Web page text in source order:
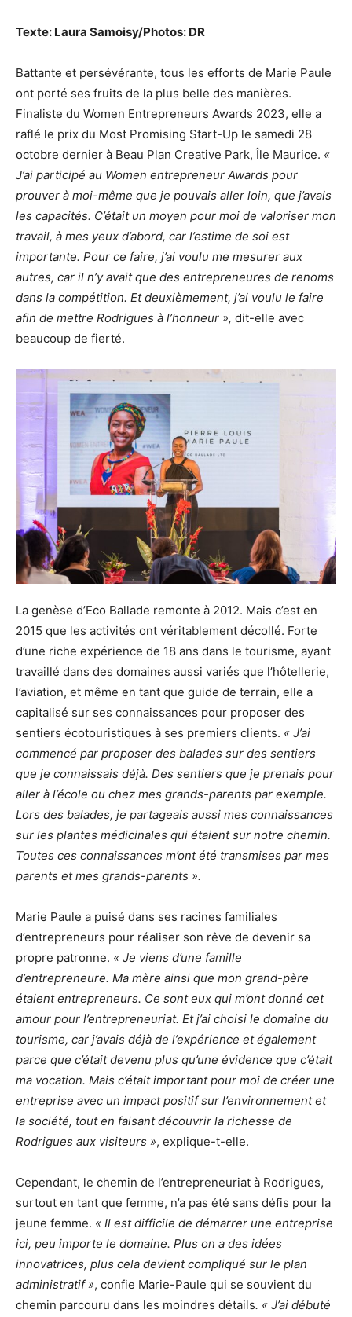
Texte: Laura Samoisy/Photos: DR
Battante et persévérante, tous les efforts de Marie Paule
ont porté ses fruits de la plus belle des manières.
Finaliste du Women Entrepreneurs Awards 2023, elle a
raflé le prix du Most Promising Start-Up le samedi 28
octobre dernier à Beau Plan Creative Park, Île Maurice. «
J’ai participé au Women entrepreneur Awards pour
prouver à moi-même que je pouvais aller loin, que j’avais
les capacités. C’était un moyen pour moi de valoriser mon
travail, à mes yeux d’abord, car l’estime de soi est
importante. Pour ce faire, j’ai voulu me mesurer aux
autres, car il n’y avait que des entrepreneures de renoms
dans la compétition. Et deuxièmement, j’ai voulu le faire
afin de mettre Rodrigues à l’honneur », dit-elle avec
beaucoup de fierté.
La genèse d’Eco Ballade remonte à 2012. Mais c’est en
2015 que les activités ont véritablement décollé. Forte
d’une riche expérience de 18 ans dans le tourisme, ayant
travaillé dans des domaines aussi variés que l’hôtellerie,
l’aviation, et même en tant que guide de terrain, elle a
capitalisé sur ses connaissances pour proposer des
sentiers écotouristiques à ses premiers clients. « J’ai
commencé par proposer des balades sur des sentiers
que je connaissais déjà. Des sentiers que je prenais pour
aller à l’école ou chez mes grands-parents par exemple.
Lors des balades, je partageais aussi mes connaissances
sur les plantes médicinales qui étaient sur notre chemin.
Toutes ces connaissances m’ont été transmises par mes
parents et mes grands-parents ».
Marie Paule a puisé dans ses racines familiales
d’entrepreneurs pour réaliser son rêve de devenir sa
propre patronne. « Je viens d’une famille
d’entrepreneure. Ma mère ainsi que mon grand-père
étaient entrepreneurs. Ce sont eux qui m’ont donné cet
amour pour l’entrepreneuriat. Et j’ai choisi le domaine du
tourisme, car j’avais déjà de l’expérience et également
parce que c’était devenu plus qu’une évidence que c’était
ma vocation. Mais c’était important pour moi de créer une
entreprise avec un impact positif sur l’environnement et
la société, tout en faisant découvrir la richesse de
Rodrigues aux visiteurs », explique-t-elle.
Cependant, le chemin de l’entrepreneuriat à Rodrigues,
surtout en tant que femme, n’a pas été sans défis pour la
jeune femme. « Il est difficile de démarrer une entreprise
ici, peu importe le domaine. Plus on a des idées
innovatrices, plus cela devient compliqué sur le plan
administratif », confie Marie-Paule qui se souvient du
chemin parcouru dans les moindres détails. « J’ai débuté